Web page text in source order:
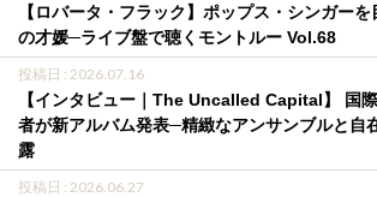
【ロバータ・フラック】ポップス・シンガー
の才媛─ライブ盤で聴くモントルー Vol.68
投稿日 : 2026.07.16
【インタビュー｜The Uncalled Capital】 国
者が新アルバム発表─精緻なアンサンブルと自
露
投稿日 : 2026.06.27